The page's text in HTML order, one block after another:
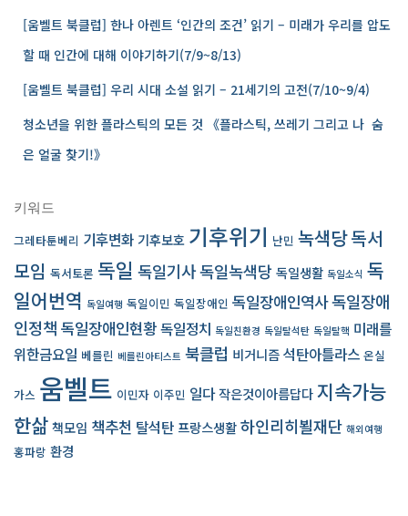
[움벨트 북클럽] 한나 아렌트 ‘인간의 조건’ 읽기 – 미래가 우리를 압도
할 때 인간에 대해 이야기하기(7/9~8/13)
[움벨트 북클럽] 우리 시대 소설 읽기 – 21세기의 고전(7/10~9/4)
청소년을 위한 플라스틱의 모든 것 《플라스틱, 쓰레기 그리고 나 ­ 숨
은 얼굴 찾기!》
키워드
그레타툰베리 기후변화 기후보호 기후위기 난민 녹색당독서
모임 독서토론 독일 독일기사독일녹색당 독일생활 독일소식 독
일어번역 독일여행 독일이민 독일장애인 독일장애인역사독일장애
인정책 독일장애인현황독일정치 독일친환경 독일탈석탄 독일탈핵 미래를
위한금요일 베를린 베를린아티스트 북클럽 비거니즘석탄아틀라스 온실
가스 움벨트 이민자 이주민 일다작은것이아름답다지속가능
한삶책모임 책추천 탈석탄 프랑스생활하인리히뵐재단 해외여행
홍파랑 환경